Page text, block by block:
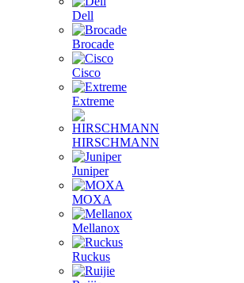
Dell
Brocade
Cisco
Extreme
HIRSCHMANN
Juniper
MOXA
Mellanox
Ruckus